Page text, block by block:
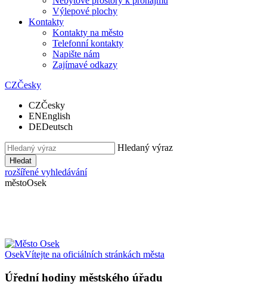
Výlepové plochy
Kontakty
Kontakty na město
Telefonní kontakty
Napište nám
Zajímavé odkazy
CZČesky
CZČesky
ENEnglish
DEDeutsch
Hledaný výraz
Hledat
rozšířené vyhledávání
městoOsek
OsekVítejte na oficiálních stránkách města
Úřední hodiny městského úřadu